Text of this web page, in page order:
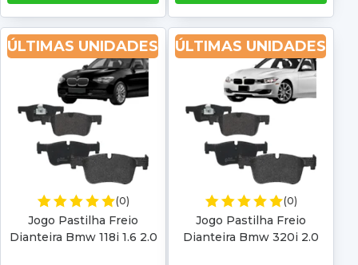
ÚLTIMAS UNIDADES
(0)
Jogo Pastilha Freio
Dianteira Bmw 118i 1.6 2.0
ÚLTIMAS UNIDADES
(0)
Jogo Pastilha Freio
Dianteira Bmw 320i 2.0